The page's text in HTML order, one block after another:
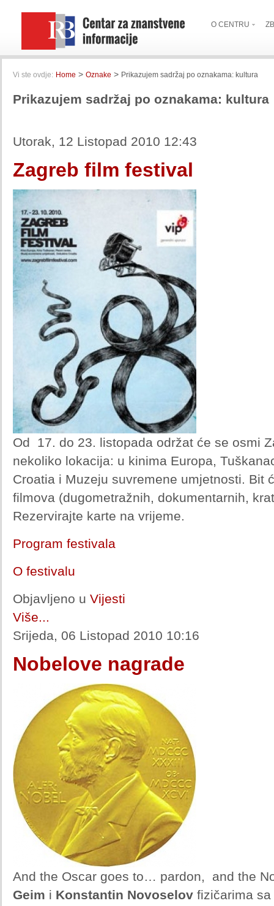
O CENTRU
Vi ste ovdje: Home > Oznake > Prikazujem sadržaj po oznakama: kultura
Prikazujem sadržaj po oznakama: kultura
Utorak, 12 Listopad 2010 12:43
Zagreb film festival
Od 17. do 23. listopada održat će se osmi
nekoliko lokacija: u kinima Europa,
Croatia i Muzeju suvremene umjetnosti. Bit
filmova (dugometražnih, dokumentarnih,
Rezervirajte karte na vrijeme.
Program festivala
O festivalu
Objavljeno u Vijesti
Više...
Srijeda, 06 Listopad 2010 10:16
Nobelove nagrade
And the Oscar goes to… pardon, and the
Geim i Konstantin Novoselov fizičarima